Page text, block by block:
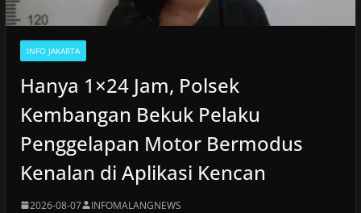
INFO JAKARTA
Hanya 1×24 Jam, Polsek
Kembangan Bekuk Pelaku
Penggelapan Motor Bermodus
Kenalan di Aplikasi Kencan
2026-08-07 INFOMALANGNEWS